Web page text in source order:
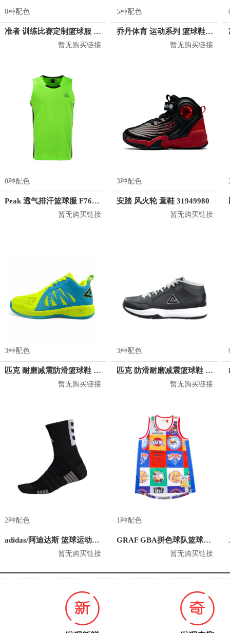
0种配色
准者 训练比赛定制篮球服 Z17110105
暂无购买链接
5种配色
乔丹体育 运动系列 篮球鞋 XM25200111
暂无购买链接
0种配色
Peak 透气排汗篮球服 F762101
暂无购买链接
3种配色
安踏 风火轮 童鞋 31949980
暂无购买链接
3种配色
匹克 耐磨减震防滑篮球鞋 E52123A
暂无购买链接
3种配色
匹克 防滑耐磨减震篮球鞋 E41081A
暂无购买链接
2种配色
adidas/阿迪达斯 篮球运动袜 EH8741
暂无购买链接
1种配色
GRAF GBA拼色球队篮球背心球衣 男女同款
暂无购买链接